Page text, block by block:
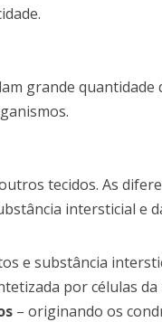
grande quantidade
tecidos. As
intersticial e
e substância
por células
– originando os